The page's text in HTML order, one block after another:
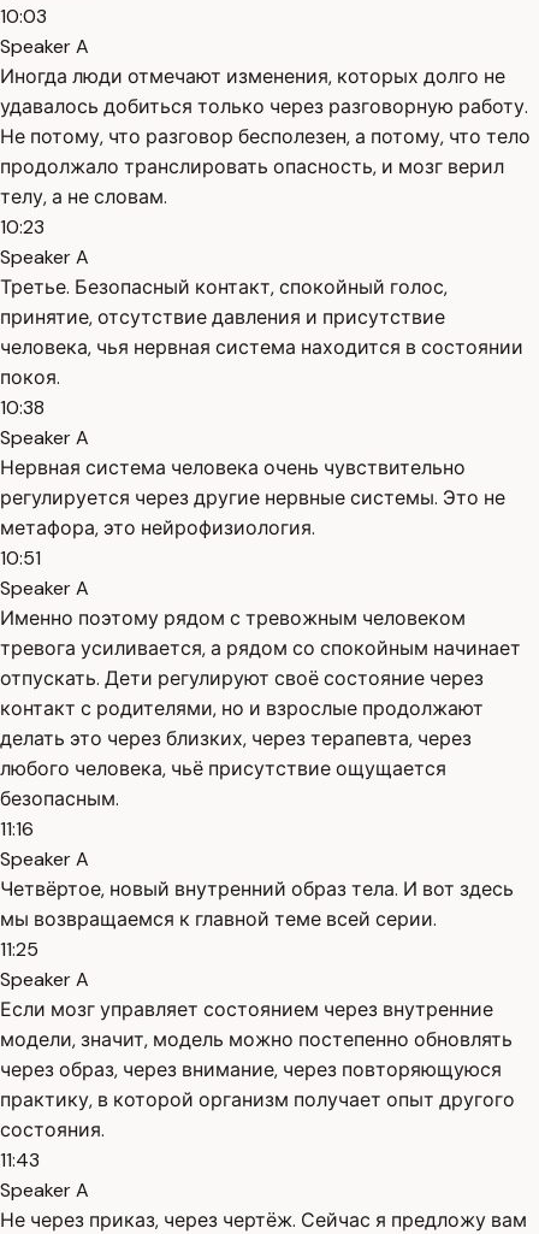
10:03
Speaker A
Иногда люди отмечают изменения, которых долго не
удавалось добиться только через разговорную работу.
Не потому, что разговор бесполезен, а потому, что тело
продолжало транслировать опасность, и мозг верил
телу, а не словам.
10:23
Speaker A
Третье. Безопасный контакт, спокойный голос,
принятие, отсутствие давления и присутствие
человека, чья нервная система находится в состоянии
покоя.
10:38
Speaker A
Нервная система человека очень чувствительно
регулируется через другие нервные системы. Это не
метафора, это нейрофизиология.
10:51
Speaker A
Именно поэтому рядом с тревожным человеком
тревога усиливается, а рядом со спокойным начинает
отпускать. Дети регулируют своё состояние через
контакт с родителями, но и взрослые продолжают
делать это через близких, через терапевта, через
любого человека, чьё присутствие ощущается
безопасным.
11:16
Speaker A
Четвёртое, новый внутренний образ тела. И вот здесь
мы возвращаемся к главной теме всей серии.
11:25
Speaker A
Если мозг управляет состоянием через внутренние
модели, значит, модель можно постепенно обновлять
через образ, через внимание, через повторяющуюся
практику, в которой организм получает опыт другого
состояния.
11:43
Speaker A
Не через приказ, через чертёж. Сейчас я предложу вам